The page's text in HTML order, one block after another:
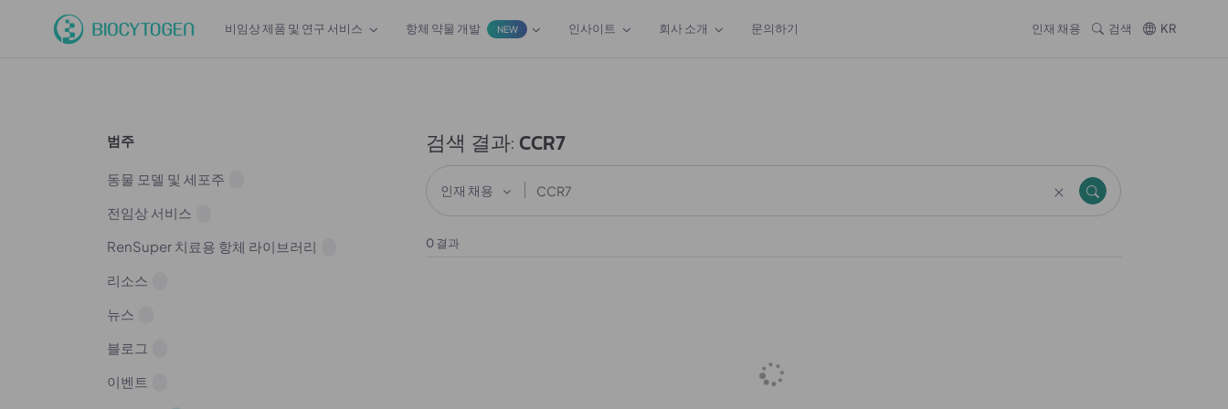
비임상 제품 및 연구 서비스 항체 약물 개발 NEW 인사이트 회사 소개 문의하기 인재 채용 검색 KR
범주
동물 모델 및 세포주
전임상 서비스
RenSuper 치료용 항체 라이브러리
리소스
뉴스
블로그
이벤트
검색 결과: CCR7
인재 채용
0결과